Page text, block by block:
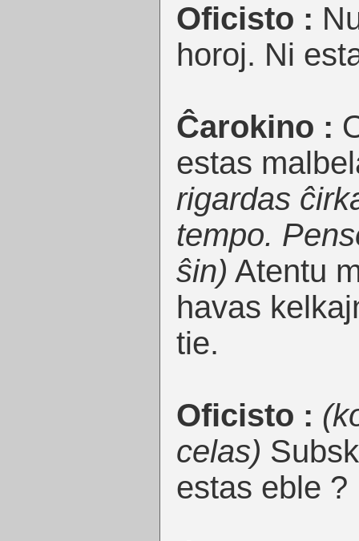
Oficisto :
horoj. Ni
Ĉarokino :
estas
rigardas
tempo.
ŝin) Atentu
havas
tie.
Oficisto :
celas)
estas eble ?